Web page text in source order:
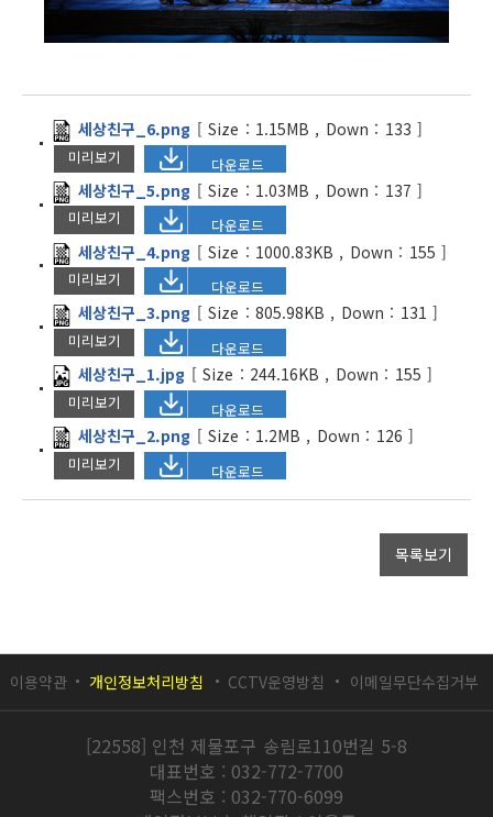
세상친구_6.png [ Size : 1.15MB , Down : 133 ]
미리보기 다운로드
세상친구_5.png [ Size : 1.03MB , Down : 137 ]
미리보기 다운로드
세상친구_4.png [ Size : 1000.83KB , Down : 155 ]
미리보기 다운로드
세상친구_3.png [ Size :805.98KB , Down : 131 ]
미리보기 다운로드
세상친구_1.jpg [ Size : 244.16KB , Down : 155 ]
미리보기 다운로드
세상친구_2.png [ Size : 1.2MB , Down : 126 ]
미리보기 다운로드
목록보기
이용약관 개인정보처리방침 CCTV운영방침 이메일무단수집거부
[22558] 인천 제물포구 송림로110번길 5-8
대표번호 : 032-772-7700
팩스번호 : 032-770-6099